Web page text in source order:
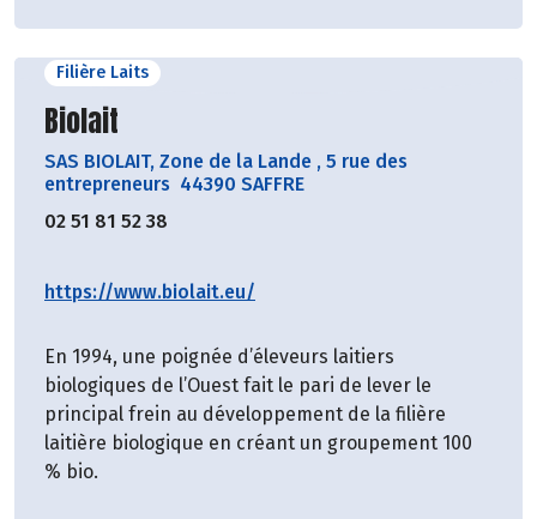
Filière Laits
Découvrir le producteur
Biolait
SAS BIOLAIT, Zone de la Lande , 5 rue des
entrepreneurs 44390 SAFFRE
02 51 81 52 38
https://www.biolait.eu/
En 1994, une poignée d’éleveurs laitiers
biologiques de l’Ouest fait le pari de lever le
principal frein au développement de la filière
laitière biologique en créant un groupement 100
% bio.